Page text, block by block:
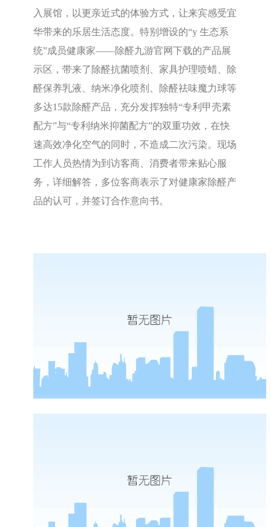
入展馆，以更亲近式的体验方式，让来宾感受宜
华带来的乐居生活态度。特别增设的“y 生态系
统”成员健康家——除醛九游官网下载的产品展
示区，带来了除醛抗菌喷剂、家具护理喷蜡、除
醛保养乳液、纳米净化喷剂、除醛祛味魔力球等
多达15款除醛产品，充分发挥独特“专利甲壳素
配方”与“专利纳米抑菌配方”的双重功效，在快
速高效净化空气的同时，不造成二次污染。现场
工作人员热情为到访客商、消费者带来贴心服
务，详细解答，多位客商表示了对健康家除醛产
品的认可，并签订合作意向书。